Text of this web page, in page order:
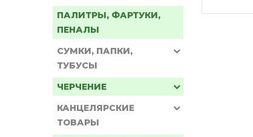
ПАЛИТРЫ, ФАРТУКИ,
ПЕНАЛЫ
СУМКИ, ПАПКИ,
ТУБУСЫ
ЧЕРЧЕНИЕ
КАНЦЕЛЯРСКИЕ
ТОВАРЫ